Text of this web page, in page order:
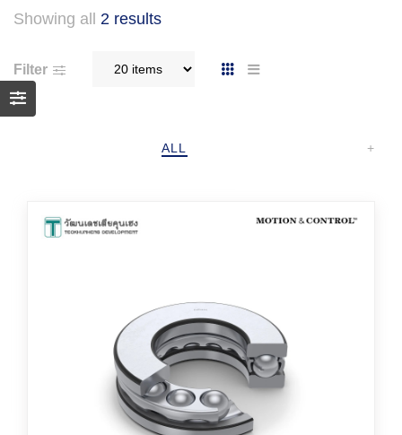
Showing all 2 results
Filter
ALL +